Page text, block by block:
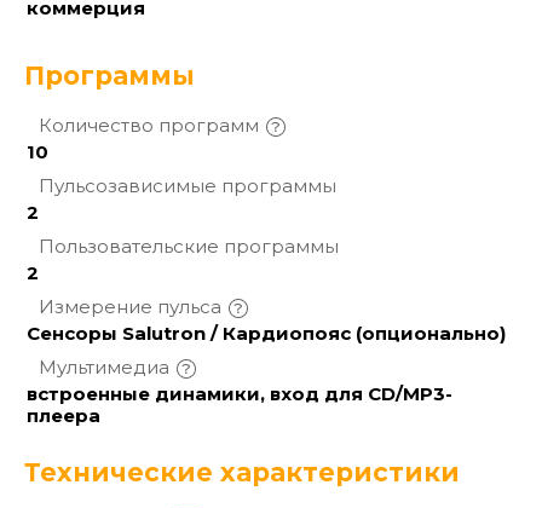
коммерция
Программы
Количество программ
10
Пульсозависимые программы
2
Пользовательские программы
2
Измерение пульса
Сенсоры Salutron / Кардиопояс (опционально)
Мультимедиа
встроенные динамики, вход для CD/MP3-
плеера
Технические характеристики